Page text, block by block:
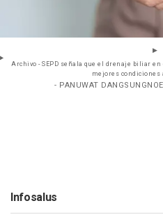
Archivo - SEPD señala que el drenaje biliar
mejores condiciones
- PANUWAT
Infosalus